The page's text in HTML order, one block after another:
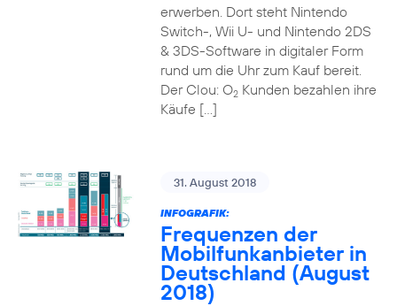
erwerben. Dort steht Nintendo
Switch-, Wii U- und Nintendo 2DS
& 3DS-Software in digitaler Form
rund um die Uhr zum Kauf bereit.
Der Clou: O2Kunden bezahlen ihre
Käufe […]
31. August 2018
INFOGRAFIK:
Frequenzen der
Mobilfunkanbieter in
Deutschland (August
2018)